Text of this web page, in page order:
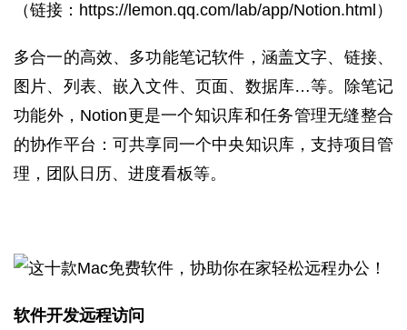
（链接： https://lemon.qq.com/lab/app/Notion.html ）
多合一的高效、多功能笔记软件，涵盖文字、链接、
图片、列表、嵌入文件、页面、数据库…等。除笔记
功能外，Notion更是一个知识库和任务管理无缝整合
的协作平台：可共享同一个中央知识库，支持项目管
理，团队日历、进度看板等。
软件开发远程访问